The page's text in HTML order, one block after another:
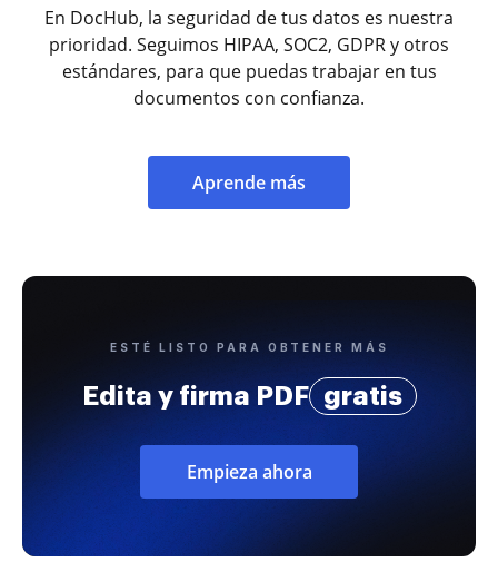
En DocHub, la seguridad de tus datos es nuestra
prioridad. Seguimos HIPAA, SOC2, GDPR y otros
estándares, para que puedas trabajar en tus
documentos con confianza.
Aprende más
ESTÉ LISTO PARA OBTENER MÁS
Edita y firma PDF gratis
Empieza ahora